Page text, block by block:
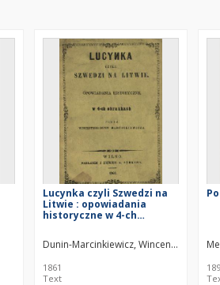
Lucynka czyli Szwedzi na
Litwie : opowiadania
historyczne w 4-ch
Dunin-Marcinkiewicz, Wincenty
1861
Text